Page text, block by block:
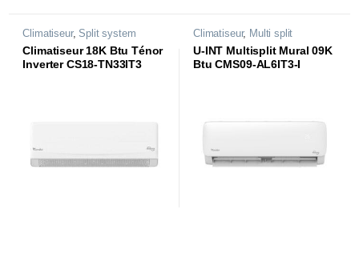
Climatiseur, Split system
Climatiseur 18K Btu Ténor
Inverter CS18-TN33IT3
Climatiseur, Multi split
U-INT Multisplit Mural 09K
Btu CMS09-AL6IT3-I